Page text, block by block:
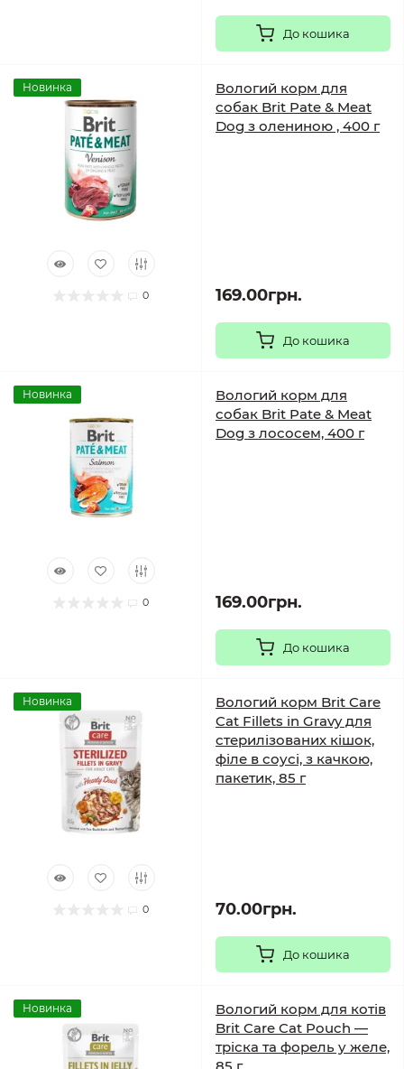
До кошика
Новинка
0
Вологий корм для
собак Brit Pate & Meat
Dog з олениною , 400 г
169.00грн.
До кошика
Новинка
0
Вологий корм для
собак Brit Pate & Meat
Dog з лососем, 400 г
169.00грн.
До кошика
Новинка
0
Вологий корм Brit Care
Cat Fillets in Gravy для
стерилізованих кішок,
філе в соусі, з качкою,
пакетик, 85 г
70.00грн.
До кошика
Новинка
Вологий корм для котів
Brit Care Cat Pouch —
тріска та форель у желе,